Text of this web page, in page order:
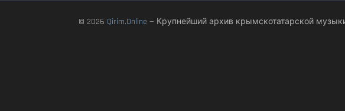
© 2026 Qirim.Online — Крупнейший архив крымскотатарской